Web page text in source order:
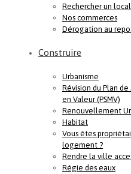
Rechercher un local
Nos commerces
Dérogation au
Construire
Urbanisme
Révision du Plan
en Valeur (PSMV)
Renouvellement
Habitat
Vous êtes
logement ?
Rendre la ville
Régie des eaux